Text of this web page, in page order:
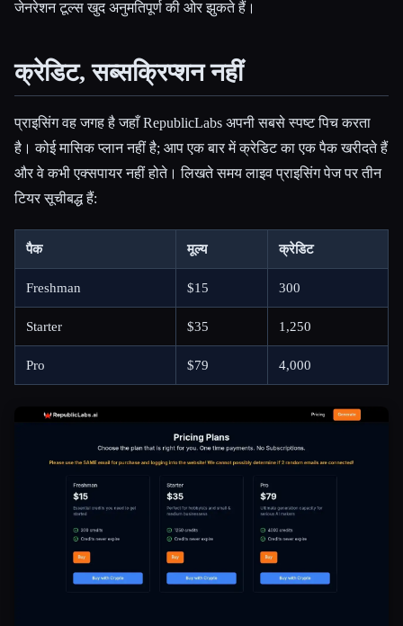
जेनरेशन टूल्स खुद अनुमतिपूर्ण की ओर झुकते हैं।
क्रेडिट, सब्सक्रिप्शन नहीं
प्राइसिंग वह जगह है जहाँ RepublicLabs अपनी सबसे स्पष्ट पिच करता
है। कोई मासिक प्लान नहीं है; आप एक बार में क्रेडिट का एक पैक खरीदते हैं
और वे कभी एक्सपायर नहीं होते। लिखते समय लाइव प्राइसिंग पेज पर तीन
टियर सूचीबद्ध हैं:
पैक मूल्य क्रेडिट
Freshman $15 300
Starter $35 1,250
Pro $79 4,000